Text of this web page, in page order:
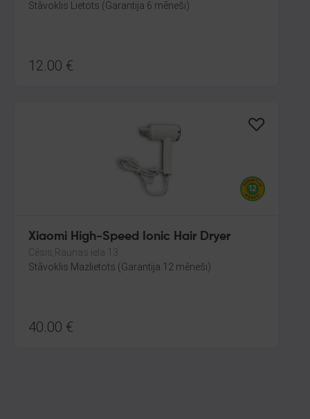
Stāvoklis Lietots (Garantija 6 mēneši)
12.00 €
Xiaomi High-Speed Ionic Hair Dryer
Cēsis,Raunas iela 13
Stāvoklis Mazlietots (Garantija 12 mēneši)
40.00 €